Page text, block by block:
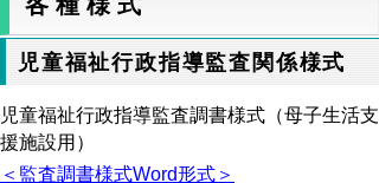
各種様式
児童福祉行政指導監査関係様式
児童福祉行政指導監査調書様式（母子生活支
援施設用）
＜監査調書様式Word形式＞